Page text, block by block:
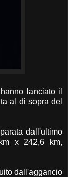
lanciato il
al di sopra del
dall'ultimo
x 242,6 km,
dall'aggancio